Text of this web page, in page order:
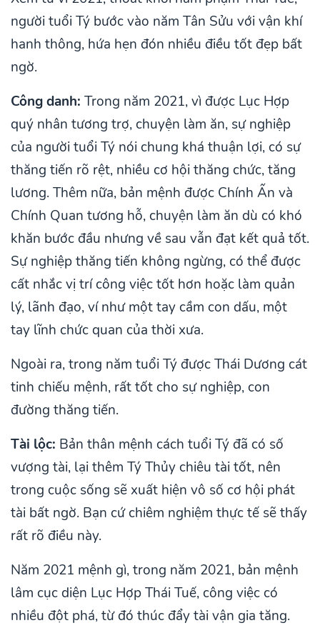
người tuổi Tý bước vào năm Tân Sửu với vận khí
hanh thông, hứa hẹn đón nhiều điều tốt đẹp bất
ngờ.
Công danh: Trong năm 2021, vì được Lục Hợp
quý nhân tương trợ, chuyện làm ăn, sự nghiệp
của người tuổi Tý nói chung khá thuận lợi, có sự
thăng tiến rõ rệt, nhiều cơ hội thăng chức, tăng
lương. Thêm nữa, bản mệnh được Chính Ấn và
Chính Quan tương hỗ, chuyện làm ăn dù có khó
khăn bước đầu nhưng về sau vẫn đạt kết quả tốt.
Sự nghiệp thăng tiến không ngừng, có thể được
cất nhắc vị trí công việc tốt hơn hoặc làm quản
lý, lãnh đạo, ví như một tay cầm con dấu, một
tay lĩnh chức quan của thời xưa.
Ngoài ra, trong năm tuổi Tý được Thái Dương cát
tinh chiếu mệnh, rất tốt cho sự nghiệp, con
đường thăng tiến.
Tài lộc: Bản thân mệnh cách tuổi Tý đã có số
vượng tài, lại thêm Tý Thủy chiêu tài tốt, nên
trong cuộc sống sẽ xuất hiện vô số cơ hội phát
tài bất ngờ. Bạn cứ chiêm nghiệm thực tế sẽ thấy
rất rõ điều này.
Năm 2021 mệnh gì, trong năm 2021, bản mệnh
lâm cục diện Lục Hợp Thái Tuế, công việc có
nhiều đột phá, từ đó thúc đẩy tài vận gia tăng.